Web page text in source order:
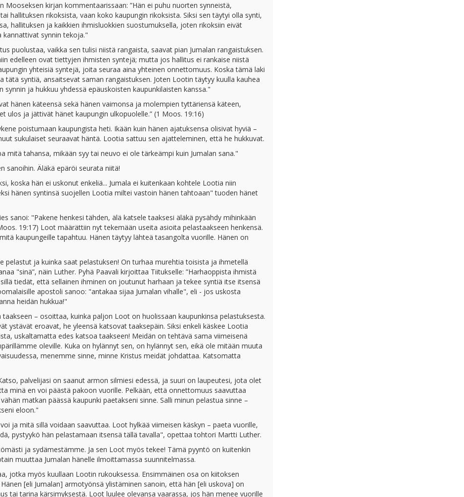
Mooseksen kirjan kommentaarissaan: ”Hän ei puhu nuorten synneistä,
hallituksen rikoksista, vaan koko kaupungin rikoksista. Siksi sen täytyi olla synti,
hallituksen ja kaikkien ihmisluokkien suostumuksella, joten rikoksiin eivät
synnin tekoja."
puolustaa, vaikka sen tulisi niistä rangaista, saavat pian Jumalan rangaistuksen.
edelleen ovat tiettyjen ihmisten syntejä; mutta jos hallitus ei rankaise niistä
yhteisiä syntejä, joita seuraa aina yhteinen onnettomuus. Koska tämä laki
tätä syntiä, ansaitsevat saman rangaistuksen. Joten Lootin täytyy kuulla kauhea
ja hukkuu yhdessä epäuskoisten kaupunkilaisten kanssa."
hänen käteensä sekä hänen vaimonsa ja molempien tyttäriensä käteen,
ulos ja jättivät hänet kaupungin ulkopuolelle.” (1 Moos. 19:16)
poistumaan kaupungista heti. Ikään kuin hänen ajatuksensa olisivat hyviä –
sukulaiset seuraavat häntä. Lootia sattuu sen ajatteleminen, että he hukkuvat.
mitä tahansa, mikään syy tai neuvo ei ole tärkeämpi kuin Jumalan sana."
sanoihin. Äläkä epäröi seurata niitä!
koska hän ei uskonut enkeliä... Jumala ei kuitenkaan kohtele Lootia niin
hänen syntinsä suojellen Lootia miltei vastoin hänen tahtoaan" tuoden hänet
sanoi: "Pakene henkesi tähden, älä katsele taaksesi äläkä pysähdy mihinkään
19:17) Loot määrättiin nyt tekemään useita asioita pelastaakseen henkensä.
kaupungeille tapahtuu. Hänen täytyy lähteä tasangolta vuorille. Hänen on
pelastut ja kuinka saat pelastuksen! On turhaa murehtia toisista ja ihmetellä
"sinä”, näin Luther. Pyhä Paavali kirjoittaa Tiitukselle: ”Harhaoppista ihmistä
tiedät, että sellainen ihminen on joutunut harhaan ja tekee syntiä itse itsensä
apostoli sanoo: "antakaa sijaa Jumalan vihalle", eli - jos uskosta
heidän hukkua!"
– osoittaa, kuinka paljon Loot on huolissaan kaupunkinsa pelastuksesta.
ystävät eroavat, he yleensä katsovat taaksepäin. Siksi enkeli käskee Lootia
uskaltamatta edes katsoa taakseen! Meidän on tehtävä sama viimeisenä
oleville. Kuka on hylännyt sen, on hylännyt sen, eikä ole mitään muuta
menemme sinne, minne Kristus meidät johdattaa. Katsomatta
palvelijasi on saanut armon silmiesi edessä, ja suuri on laupeutesi, jota olet
minä en voi päästä pakoon vuorille. Pelkään, että onnettomuus saavuttaa
matkan päässä kaupunki paetakseni sinne. Salli minun pelastua sinne –
eloon."
ja mitä sillä voidaan saavuttaa. Loot hylkää viimeisen käskyn – paeta vuorille,
pystyykö hän pelastamaan itsensä tällä tavalla", opettaa tohtori Martti Luther.
ja sydämestämme. Ja sen Loot myös tekee! Tämä pyyntö on kuitenkin
muuttaa Jumalan hänelle ilmoittamassa suunnitelmassa.
jotka myös kuullaan Lootin rukouksessa. Ensimmäinen osa on kiitoksen
[eli Jumalan] armotyönsä ylistäminen sanoin, että hän [eli uskova] on
tai tarina kärsimyksestä. Loot luulee olevansa vaarassa, jos hän menee vuorille